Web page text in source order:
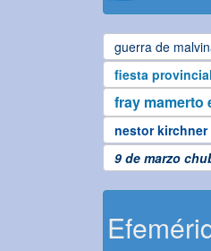
guerra de
fiesta
fray mamerto
nestor kirchner
9 de marzo